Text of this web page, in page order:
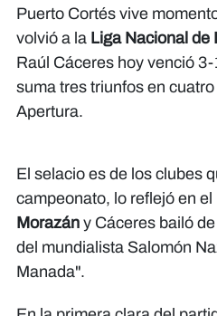
Puerto Cortés vive
volvió a la Liga Nacional de
Raúl Cáceres hoy venció
suma tres triunfos en
Apertura.
El selacio es de los clubes
campeonato, lo reflejó en el
Morazán y Cáceres bailó
del mundialista Salomón
Manada".